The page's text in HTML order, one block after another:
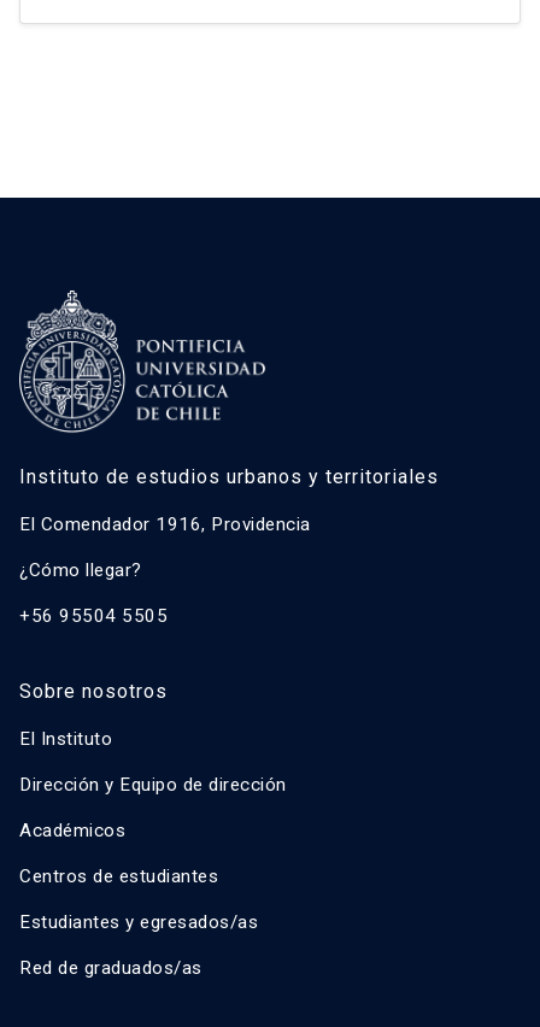
Instituto de estudios urbanos y territoriales
El Comendador 1916, Providencia
¿Cómo llegar?
+56 95504 5505
Sobre nosotros
El Instituto
Dirección y Equipo de dirección
Académicos
Centros de estudiantes
Estudiantes y egresados/as
Red de graduados/as